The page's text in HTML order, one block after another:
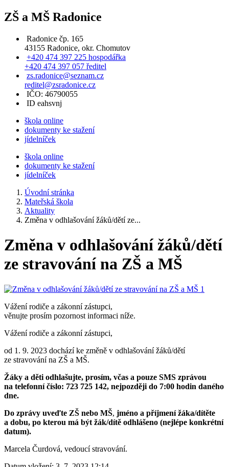
ZŠ a MŠ Radonice
Radonice čp. 165
43155 Radonice, okr. Chomutov
+420 474 397 225 hospodářka
+420 474 397 057 ředitel
zs.radonice@seznam.cz
reditel@zsradonice.cz
IČO: 46790055
ID eahsvnj
škola online
dokumenty ke stažení
jídelníček
škola online
dokumenty ke stažení
jídelníček
Úvodní stránka
Mateřská škola
Aktuality
Změna v odhlašování žáků/dětí ze...
Změna v odhlašování žáků/dětí
ze stravování na ZŠ a MŠ
Vážení rodiče a zákonní zástupci,
věnujte prosím pozornost informaci níže.
Vážení rodiče a zákonní zástupci,
od 1. 9. 2023 dochází ke změně v odhlašování žáků/dětí
ze stravování na ZŠ a MŠ.
Žáky a děti odhlašujte, prosím, včas a pouze SMS zprávou
na telefonní číslo: 723 725 142, nejpozději do 7:00 hodin daného
dne.
Do zprávy uveďte ZŠ nebo MŠ, jméno a příjmení žáka/dítěte
a dobu, po kterou má být žák/dítě odhlášeno (nejlépe konkrétní
datum).
Marcela Čurdová, vedoucí stravování.